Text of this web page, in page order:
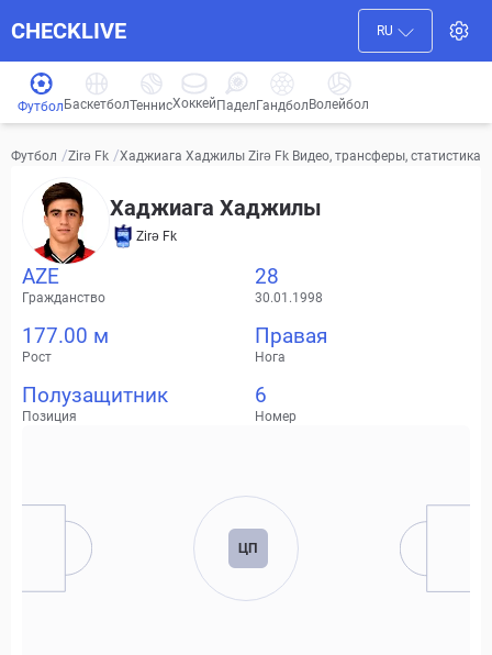
CHECKLIVE RU
Футбол БаскетболТеннисХоккей ПаделГандбол Волейбол
Футбол /Zirə Fk /Хаджиага Хаджилы Zirə Fk Видео, трансферы, статистика
Хаджиага Хаджилы
Zirə Fk
AZE
Гражданство
28
30.01.1998
177.00 м
Рост
Правая
Нога
Полузащитник
Позиция
6
Номер
ЦП